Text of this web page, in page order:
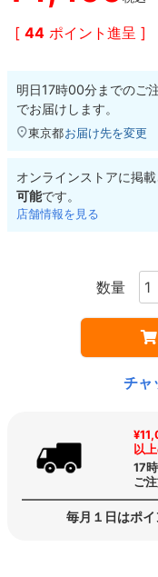
[ 44 ポイント進呈 ]
明日17時00分までのご
でお届けします。
東京都お届け先を変更
オンラインストアに掲
可能です。
店舗情報を見る
チャ
以
17
ご
毎月１日はポ
シェイプデッキ